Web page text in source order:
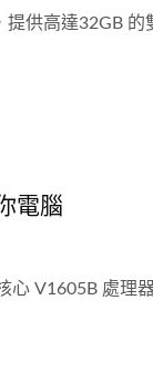
供高達32GB
電腦
V1605B 處理